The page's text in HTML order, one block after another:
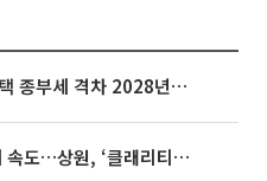
종부세 개편에도…1·3주택 종부세 격차 2028년부터 확대
미국, 가상자산 포괄 규제 속도…상원, ‘클래리티법’ 9월 절차투표 추진